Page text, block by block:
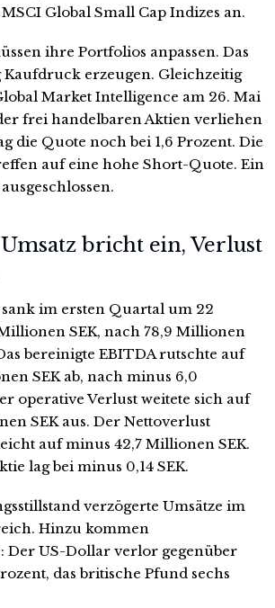
Global Small Cap Indizes an.
ihre Portfolios anpassen. Das
erzeugen. Gleichzeitig
Market Intelligence am 26. Mai
frei handelbaren Aktien verliehen
die Quote noch bei 1,6 Prozent. Die
auf eine hohe Short-Quote. Ein
bricht ein, Verlust
im ersten Quartal um 22
SEK, nach 78,9 Millionen
bereinigte EBITDA rutschte auf
SEK ab, nach minus 6,0
operative Verlust weitete sich auf
SEK aus. Der Nettoverlust
auf minus 42,7 Millionen SEK.
lag bei minus 0,14 SEK.
verzögerte Umsätze im
Hinzu kommen
Der US-Dollar verlor gegenüber
das britische Pfund sechs